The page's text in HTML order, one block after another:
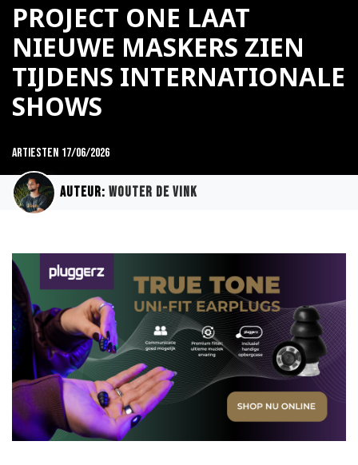
PROJECT ONE LAAT
NIEUWE MASKERS ZIEN
TIJDENS INTERNATIONALE
SHOWS
Artiesten 17/06/2026
Auteur: Wouter de Vink